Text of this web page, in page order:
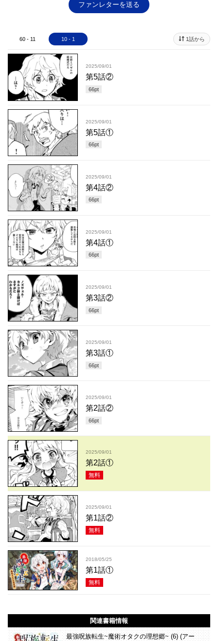
ファンレターを送る
60 - 11 10 - 1 1話から
2025/09/01
第5話②
66pt
2025/09/01
第5話①
66pt
2025/09/01
第4話②
66pt
2025/09/01
第4話①
66pt
2025/09/01
第3話②
66pt
2025/09/01
第3話①
66pt
2025/09/01
第2話②
66pt
2025/09/01
第2話①
無料
2025/09/01
第1話②
無料
2018/05/25
第1話①
無料
関連書籍情報
最強呪族転生~魔術オタクの理想郷~ (6) (アー